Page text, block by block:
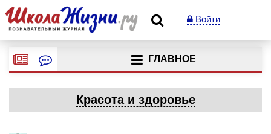
Войти
ГЛАВНОЕ
Красота и здоровье